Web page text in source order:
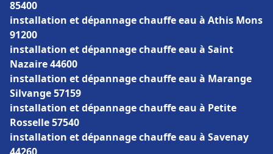
85400
installation et dépannage chauffe eau à Athis Mons
91200
installation et dépannage chauffe eau à Saint
Nazaire 44600
installation et dépannage chauffe eau à Marange
Silvange 57159
installation et dépannage chauffe eau à Petite
Rosselle 57540
installation et dépannage chauffe eau à Savenay